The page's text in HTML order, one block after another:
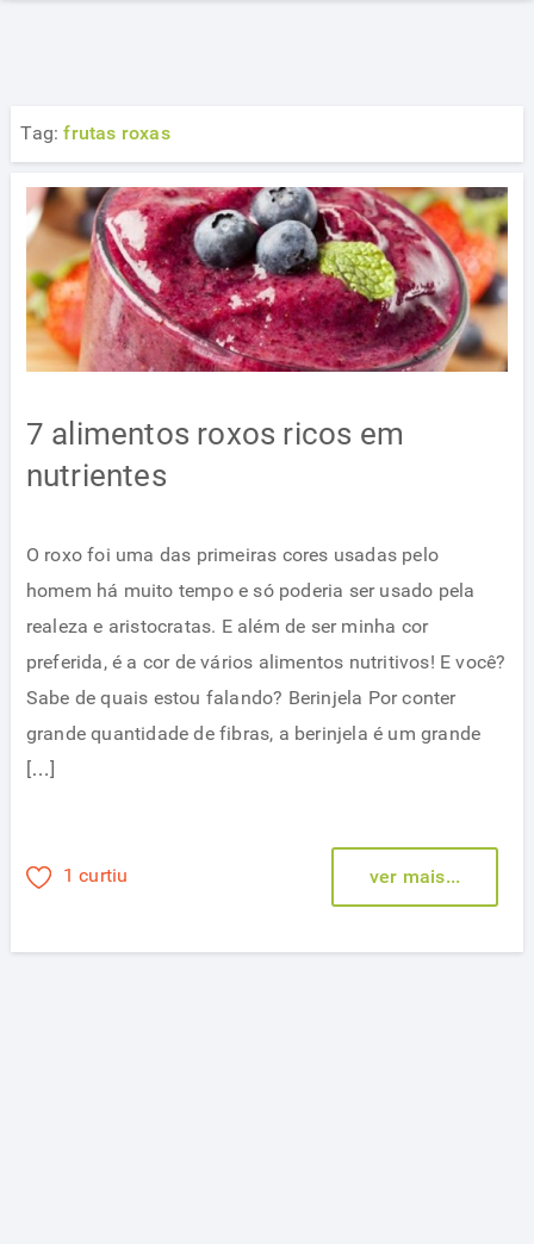
Tag:frutas roxas
7 alimentos roxos ricos em
nutrientes
O roxo foi uma das primeiras cores usadas pelo
homem há muito tempo e só poderia ser usado pela
realeza e aristocratas. E além de ser minha cor
preferida, é a cor de vários alimentos nutritivos! E você?
Sabe de quais estou falando? Berinjela Por conter
grande quantidade de fibras, a berinjela é um grande
[…]
1 curtiu ver mais...